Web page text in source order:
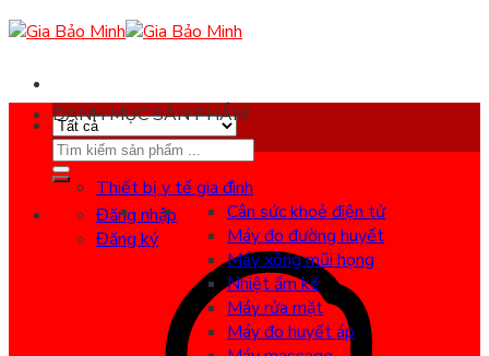
Skip
to
Search
for:
Đăng nhập
Đăng ký
DANH MỤC SẢN PHẨM
Thiết bị y tế gia đình
Cân sức khoẻ điện tử
Máy đo đường huyết
Máy xông mũi họng
Nhiệt ẩm kế
Máy rửa mặt
Máy đo huyết áp